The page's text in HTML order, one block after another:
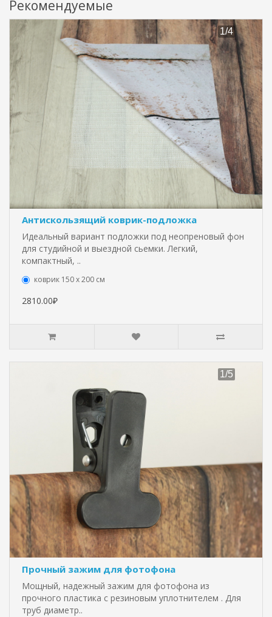
Рекомендуемые
Антискользящий коврик-подложка
Идеальный вариант подложки под неопреновый фон
для студийной и выездной сьемки. Легкий,
компактный, ..
коврик 150 х 200 см
2810.00₽
Прочный зажим для фотофона
Мощный, надежный зажим для фотофона из
прочного пластика с резиновым уплотнителем . Для
труб диаметр..